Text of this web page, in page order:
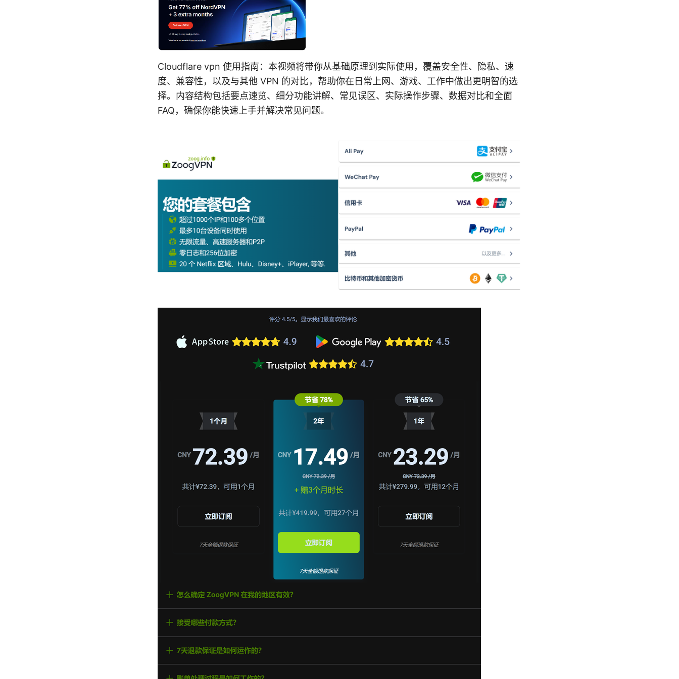
Cloudflare vpn 使用指南：本视频将带你从基础原理到实际使用，覆盖安全性、隐私、速
度、兼容性，以及与其他 VPN 的对比，帮助你在日常上网、游戏、工作中做出更明智的选
择。内容结构包括要点速览、细分功能讲解、常见误区、实际操作步骤、数据对比和全面
FAQ，确保你能快速上手并解决常见问题。